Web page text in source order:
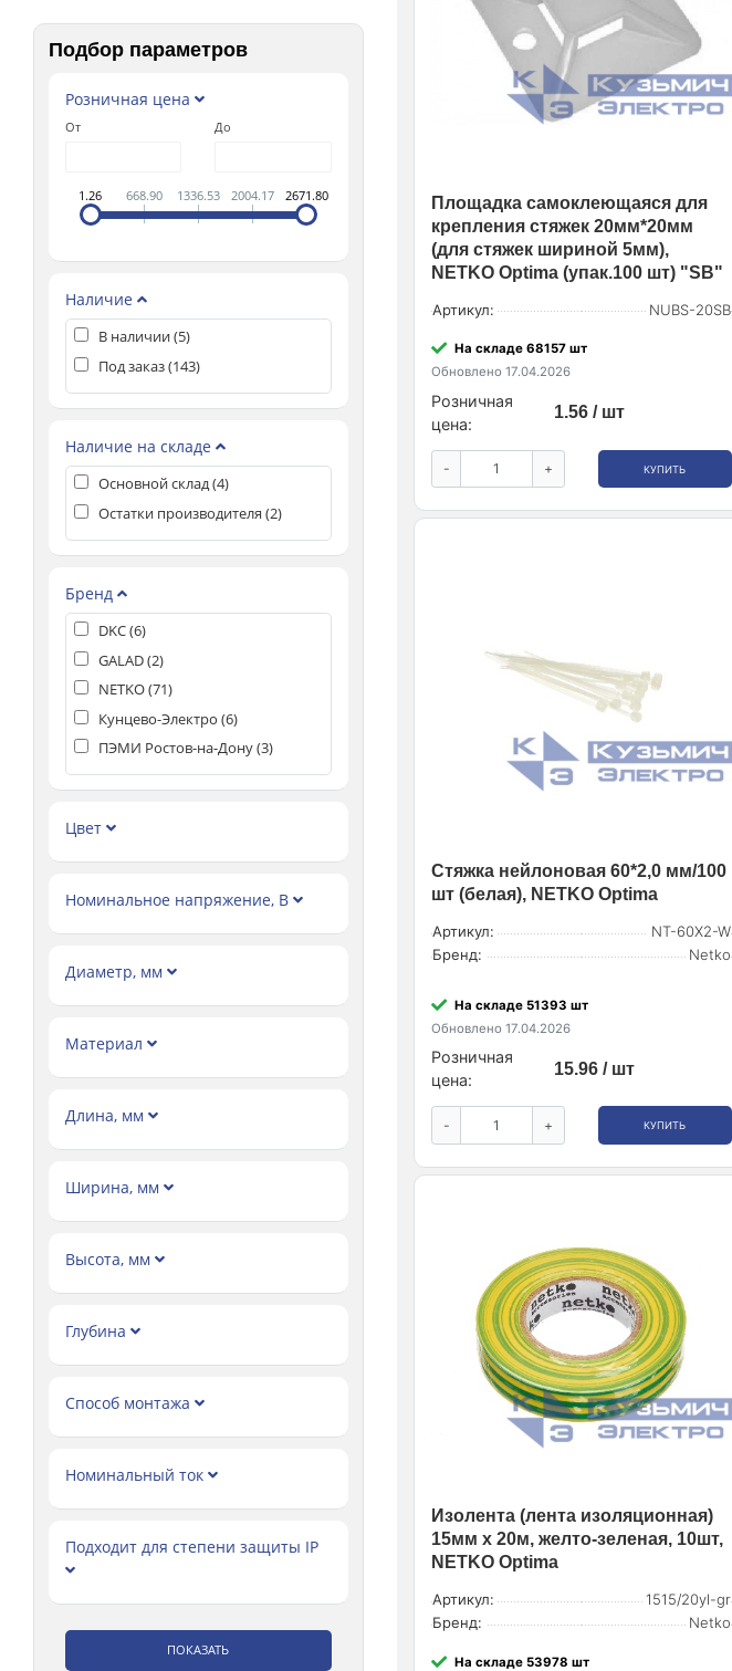
Площадка самоклеющаяся для
крепления стяжек 20мм*20мм
(для стяжек шириной 5мм),
NETKO Optima (упак.100 шт) "SB"
Артикул: NUBS-20SB
На складе 68157 шт
Обновлено 17.04.2026
Розничная
цена:
1.56 / шт
- + КУПИТЬ
Стяжка нейлоновая 60*2,0 мм/100
шт (белая), NETKO Optima
Артикул:
NT-60X2-W
Бренд:
Netko
На складе 51393 шт
Обновлено 17.04.2026
Розничная
цена:
15.96 / шт
- + КУПИТЬ
Изолента (лента изоляционная)
15мм х 20м, желто-зеленая, 10шт,
NETKO Optima
Артикул:
1515/20yl-gr
Бренд:
Netko
На складе 53978 шт
Подбор параметров
Розничная цена
От До
1.26 668.90 1336.53 2004.17 2671.80
Наличие
В наличии (5)
Под заказ (143)
Наличие на складе
Основной склад (4)
Остатки производителя (2)
Бренд
DKC (6)
GALAD (2)
NETKO (71)
Кунцево-Электро (6)
ПЭМИ Ростов-на-Дону (3)
Цвет
Номинальное напряжение, В
Диаметр, мм
Материал
Длина, мм
Ширина, мм
Высота, мм
Глубина
Способ монтажа
Номинальный ток
Подходит для степени защиты IP